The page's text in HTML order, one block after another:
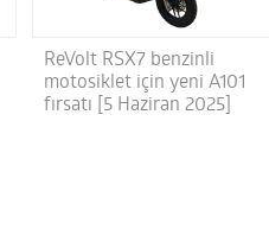
ReVolt RSX7 benzinli
motosiklet için yeni A101
fırsatı [5 Haziran 2025]